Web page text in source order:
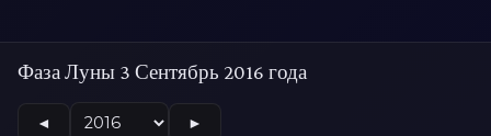
Фаза Луны 3 Сентябрь 2016 года
◄ ►